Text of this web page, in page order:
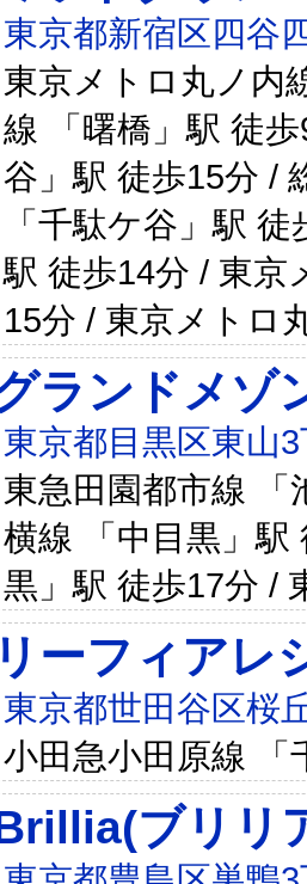
東京都新宿区四谷
東京メトロ丸ノ内
線 「曙橋」駅 徒
谷」駅 徒歩15分 /
「千駄ケ谷」駅
駅 徒歩14分 / 東京
15分 / 東京メトロ
ランドメゾ
東京都目黒区東山
東急田園都市線 「
横線 「中目黒」駅
黒」駅 徒歩17分 /
リーフィアレ
東京都世田谷区桜
小田急小田原線 「
ブリリ